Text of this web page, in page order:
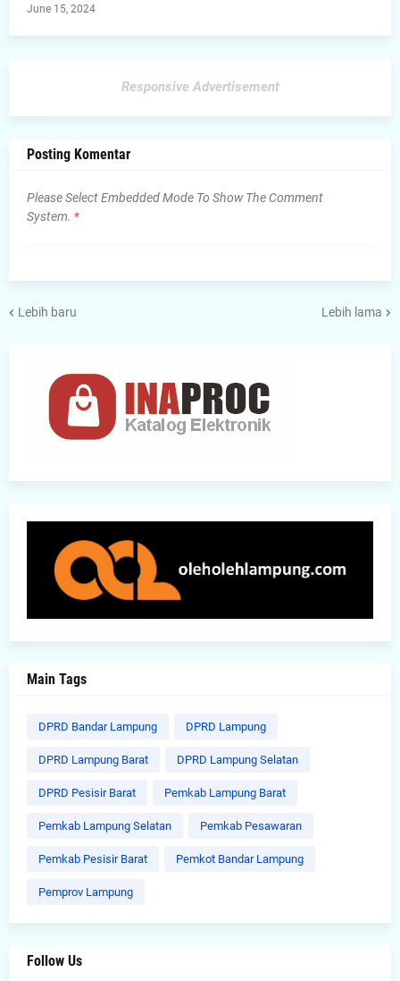
June 15, 2024
Responsive Advertisement
Posting Komentar
Please Select Embedded Mode To Show The Comment
System. *
Lebih baru Lebih lama
Main Tags
DPRD Bandar Lampung DPRD Lampung
DPRD Lampung Barat DPRD Lampung Selatan
DPRD Pesisir Barat Pemkab Lampung Barat
Pemkab Lampung Selatan Pemkab Pesawaran
Pemkab Pesisir Barat Pemkot Bandar Lampung
Pemprov Lampung
Follow Us